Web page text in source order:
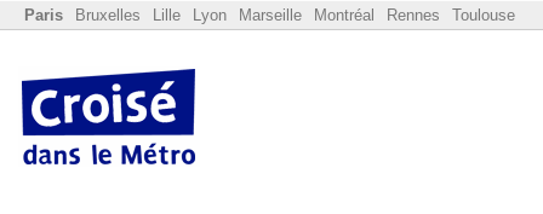
Paris Bruxelles Lille Lyon Marseille Montréal Rennes Toulouse